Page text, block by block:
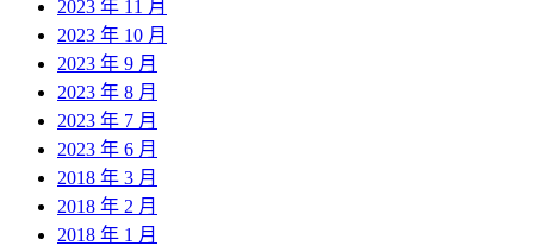
2023 年 11 月
2023 年 10 月
2023 年 9 月
2023 年 8 月
2023 年 7 月
2023 年 6 月
2018 年 3 月
2018 年 2 月
2018 年 1 月